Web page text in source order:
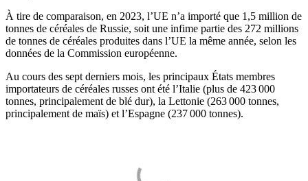
À tire de comparaison, en 2023, l’UE n’a importé que 1,5 million de
tonnes de céréales de Russie, soit une infime partie des 272 millions
de tonnes de céréales produites dans l’UE la même année, selon les
données de la Commission européenne.
Au cours des sept derniers mois, les principaux États membres
importateurs de céréales russes ont été l’Italie (plus de 423 000
tonnes, principalement de blé dur), la Lettonie (263 000 tonnes,
principalement de maïs) et l’Espagne (237 000 tonnes).